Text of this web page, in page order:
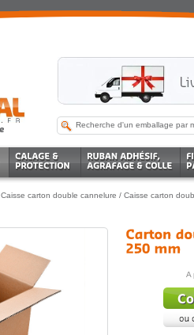
Caisse carton double cannelure / Caisse carton
A